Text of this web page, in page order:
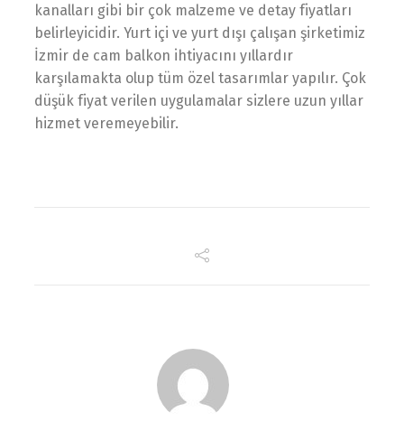
kanalları gibi bir çok malzeme ve detay fiyatları
belirleyicidir. Yurt içi ve yurt dışı çalışan şirketimiz
İzmir de cam balkon ihtiyacını yıllardır
karşılamakta olup tüm özel tasarımlar yapılır. Çok
düşük fiyat verilen uygulamalar sizlere uzun yıllar
hizmet veremeyebilir.